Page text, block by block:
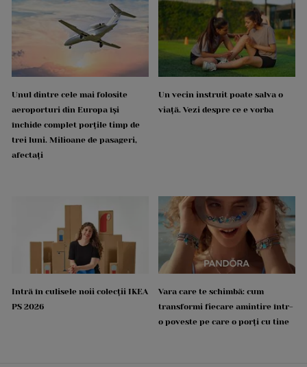
Unul dintre cele mai folosite
aeroporturi din Europa își
închide complet porțile timp de
trei luni. Milioane de pasageri,
afectați
Un vecin instruit poate salva o
viață. Vezi despre ce e vorba
Intră în culisele noii colecții IKEA
PS 2026
Vara care te schimbă: cum
transformi fiecare amintire într-
o poveste pe care o porți cu tine